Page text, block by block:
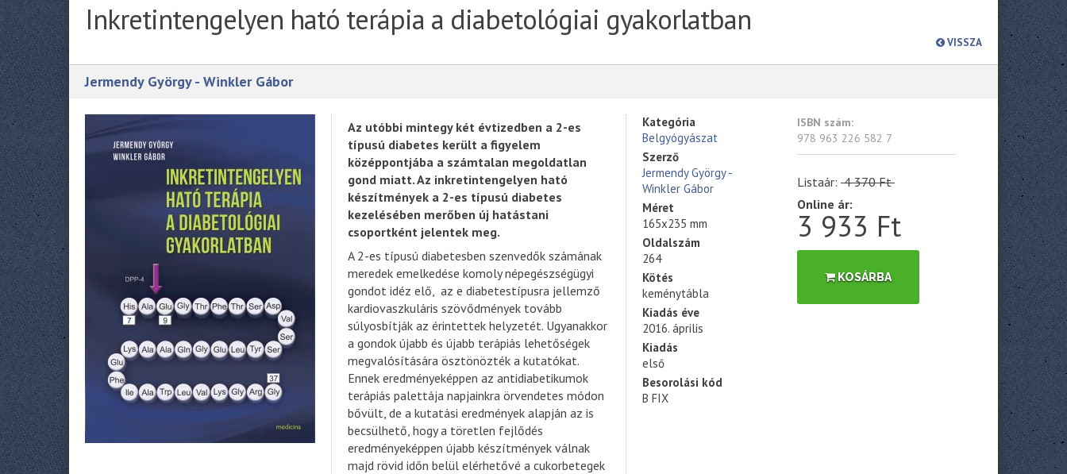
Inkretintengelyen ható terápia a diabetológiai gyakorlatban
Jermendy György - Winkler Gábor
VISSZA
Az utóbbi mintegy két évtizedben a 2-es
típusú diabetes került a figyelem
középpontjába a számtalan megoldatlan
gond miatt. Az inkretintengelyen ható
készítmények a 2-es típusú diabetes
kezelésében merőben új hatástani
csoportként jelentek meg.
A 2-es típusú diabetesben szenvedők számának
meredek emelkedése komoly népegészségügyi
gondot idéz elő, az e diabetestípusra jellemző
kardiovaszkuláris szövődmények tovább
súlyosbítják az érintettek helyzetét. Ugyanakkor
a gondok újabb és újabb terápiás lehetőségek
megvalósítására ösztönözték a kutatókat.
Ennek eredményeképpen az antidiabetikumok
terápiás palettája napjainkra örvendetes módon
bővült, de a kutatási eredmények alapján az is
becsülhető, hogy a töretlen fejlődés
eredményeképpen újabb készítmények válnak
majd rövid időn belül elérhetővé a cukorbetegek
Kategória
Belgyógyászat
Szerző
Jermendy György -
Winkler Gábor
Méret
165x235 mm
Oldalszám
264
Kötés
keménytábla
Kiadás éve
2016. április
Kiadás
első
Besorolási kód
B FIX
ISBN szám:
978 963 226 582 7
Listaár: 4 370 Ft
Online ár:
3 933 Ft
KOSÁRBA